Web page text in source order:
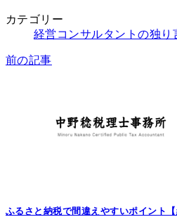
カテゴリー
経営コンサルタントの独り
前の記事
ふるさと納税で間違えやすいポイント